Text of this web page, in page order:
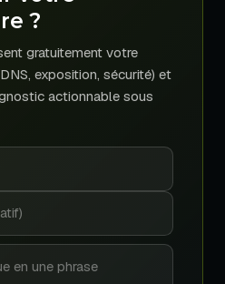
?
gratuitement votre
exposition, sécurité) et
actionnable sous